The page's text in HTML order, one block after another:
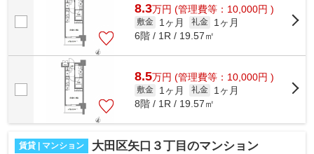
8.3万円 (管理費等：10,000円 )
敷金 1ヶ月 礼金
1ヶ月
6階 / 1R / 19.57㎡
8.5万円 (管理費等：10,000円 )
敷金 1ヶ月 礼金
1ヶ月
8階 / 1R / 19.57㎡
賃貸 | マンション 大田区矢口３丁目のマンション